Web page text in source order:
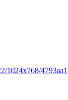
1024x768/